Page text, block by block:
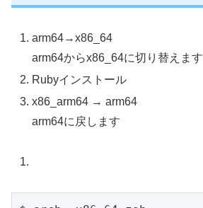
arm64→x86_64
arm64からx86_64に切り替えます
Rubyインストール
x86_arm64 → arm64
arm64に戻します